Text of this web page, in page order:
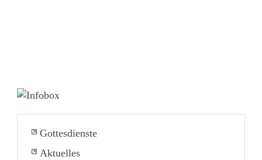
Gottesdienste
Aktuelles